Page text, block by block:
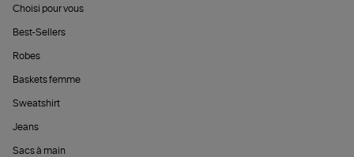
Choisi pour vous
Best-Sellers
Robes
Baskets femme
Sweatshirt
Jeans
Sacs à main